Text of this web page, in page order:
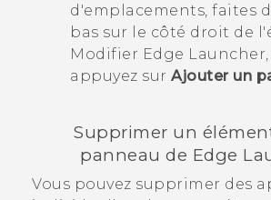
d'emplacements, faites
bas sur le côté droit de
Modifier Edge Launcher
appuyez sur Ajouter un
Supprimer un
panneau de Edge
Vous pouvez supprimer des